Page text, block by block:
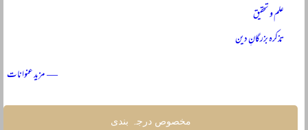
علم و تحقیق
تذکرہ بزرگانِ دین
— مزید عنوانات
مخصوص درجہ بندی